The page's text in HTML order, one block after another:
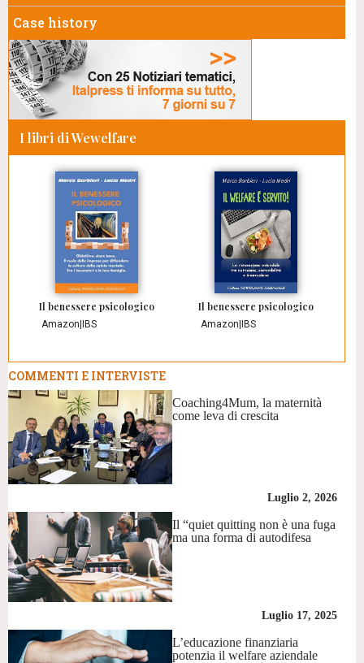
Case history
I libri di Wewelfare
Il benessere psicologico
Amazon IBS
Il benessere psicologico
Amazon IBS
COMMENTI E INTERVISTE
Coaching4Mum, la maternità
come leva di crescita
Luglio 2, 2026
Il “quiet quitting non è una fuga
ma una forma di autodifesa
Luglio 17, 2025
L’educazione finanziaria
potenzia il welfare aziendale